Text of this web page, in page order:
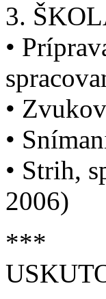
3.
•
•
•
• Strih,
2006)
***